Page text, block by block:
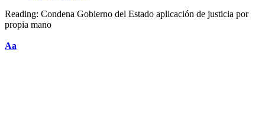
Reading: Condena Gobierno del Estado aplicación de justicia por
propia mano
Aa